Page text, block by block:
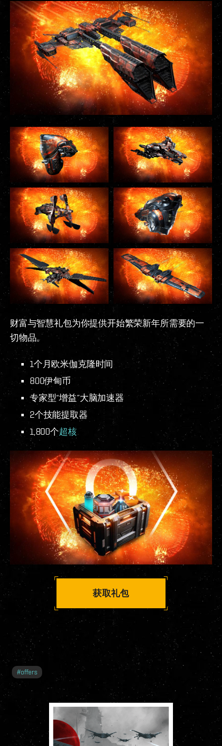
财富与智慧礼包为你提供开始繁荣新年所需要的一
切物品。
1个月欧米伽克隆时间
800伊甸币
专家型“增益”大脑加速器
2个技能提取器
1,800个超核
获取礼包
#offers